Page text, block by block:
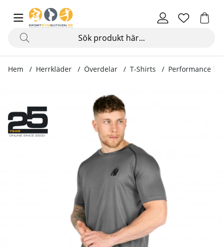
Hem Herrkläder Överdelar T-Shirts Performance